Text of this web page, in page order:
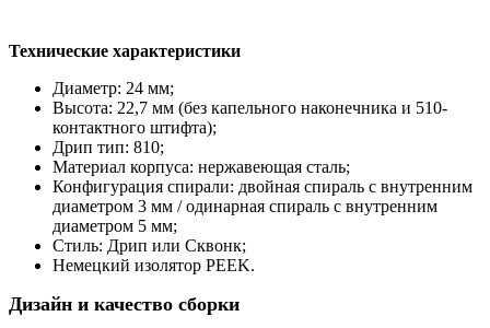
Технические характеристики
Диаметр: 24 мм;
Высота: 22,7 мм (без капельного наконечника и 510-
контактного штифта);
Дрип тип: 810;
Материал корпуса: нержавеющая сталь;
Конфигурация спирали: двойная спираль с внутренним
диаметром 3 мм / одинарная спираль с внутренним
диаметром 5 мм;
Стиль: Дрип или Сквонк;
Немецкий изолятор PEEK.
Дизайн и качество сборки